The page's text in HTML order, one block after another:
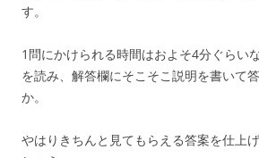
す。
1問にかけられる時間はおよそ4分ぐらい
を読み、解答欄にそこそこ説明を書いて
か。
やはりきちんと見てもらえる答案を仕上